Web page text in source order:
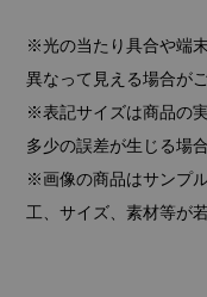
※光の当たり具合や端
異なって見える場合が
※表記サイズは商品の
多少の誤差が生じる場
※画像の商品はサンプ
工、サイズ、素材等が